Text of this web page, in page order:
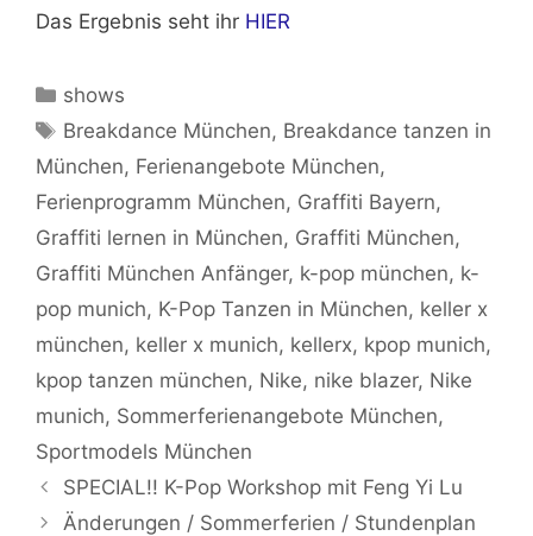
Das Ergebnis seht ihr HIER
Kategorien
shows
Schlagwörter
Breakdance München, Breakdance tanzen in
München, Ferienangebote München,
Ferienprogramm München, Graffiti Bayern,
Graffiti lernen in München, Graffiti München,
Graffiti München Anfänger, k-pop münchen, k-
pop munich, K-Pop Tanzen in München, keller x
münchen, keller x munich, kellerx, kpop munich,
kpop tanzen münchen, Nike, nike blazer, Nike
munich, Sommerferienangebote München,
Sportmodels München
SPECIAL!! K-Pop Workshop mit Feng Yi Lu
Änderungen / Sommerferien / Stundenplan